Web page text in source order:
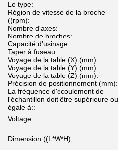
Le type:
Région de vitesse de la broche
((rpm):
Nombre d'axes:
Nombre de broches:
Capacité d'usinage:
Taper à fuseau:
Voyage de la table (X) (mm):
Voyage de la table (Y) (mm):
Voyage de la table (Z) (mm):
Précision de positionnement (mm):
La fréquence d'écoulement de
l'échantillon doit être supérieure ou
égale à::
Voltage:
Dimension ((L*W*H):